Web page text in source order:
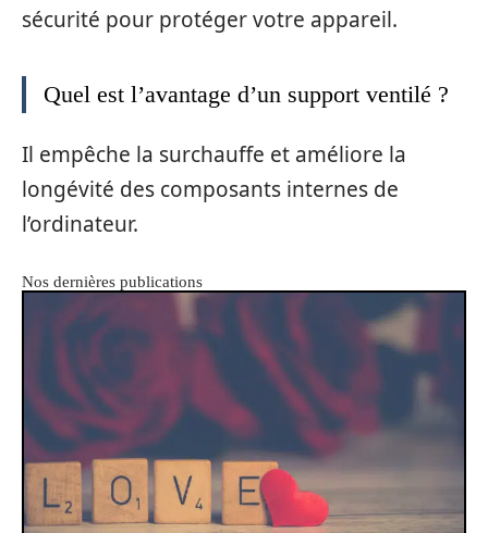
sécurité pour protéger votre appareil.
Quel est l’avantage d’un support ventilé ?
Il empêche la surchauffe et améliore la
longévité des composants internes de
l’ordinateur.
Nos dernières publications